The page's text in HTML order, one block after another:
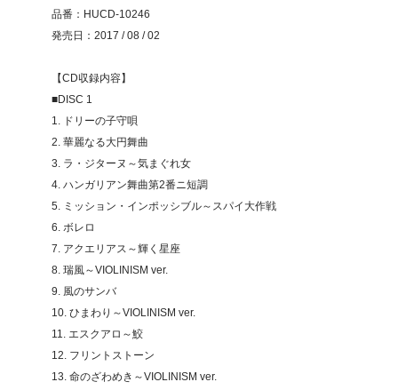
品番：HUCD-10246
発売日：2017 / 08 / 02
【CD収録内容】
■DISC 1
1. ドリーの子守唄
2. 華麗なる大円舞曲
3. ラ・ジターヌ～気まぐれ女
4. ハンガリアン舞曲第2番ニ短調
5. ミッション・インポッシブル～スパイ大作戦
6. ボレロ
7. アクエリアス～輝く星座
8. 瑞風～VIOLINISM ver.
9. 風のサンバ
10. ひまわり～VIOLINISM ver.
11. エスクアロ～鮫
12. フリントストーン
13. 命のざわめき～VIOLINISM ver.